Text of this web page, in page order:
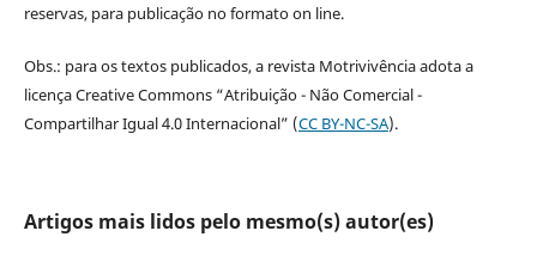
reservas, para publicação no formato on line.
Obs.: para os textos publicados, a revista Motrivivência adota a
licença Creative Commons “Atribuição - Não Comercial -
Compartilhar Igual 4.0 Internacional” (CC BY-NC-SA).
Artigos mais lidos pelo mesmo(s) autor(es)